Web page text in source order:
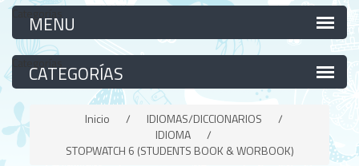
Categorías
Categorías
Inicio / IDIOMAS/DICCIONARIOS
/
IDIOMA
/
STOPWATCH 6 (STUDENTS BOOK & WORBOOK)